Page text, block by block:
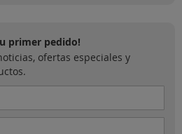
primer pedido!
ofertas especiales y